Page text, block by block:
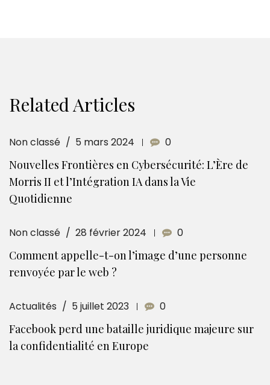
Related Articles
Non classé 5 mars 2024 0
Nouvelles Frontières en Cybersécurité: L’Ère de
Morris II et l’Intégration IA dans la Vie
Quotidienne
Non classé 28 février 2024 0
Comment appelle-t-on l’image d’une personne
renvoyée par le web ?
Actualités 5 juillet 2023 0
Facebook perd une bataille juridique majeure sur
la confidentialité en Europe